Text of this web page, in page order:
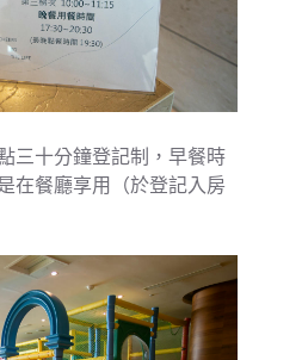
三十分鐘登記制，早餐時
在餐廳享用（於登記入房